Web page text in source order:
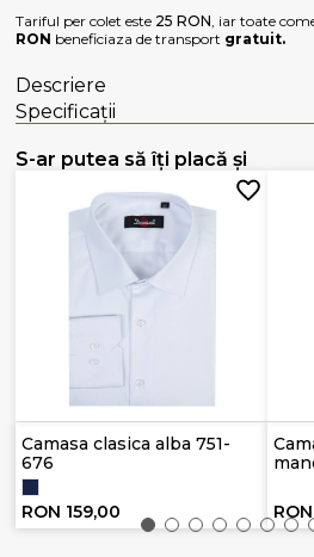
Tariful per colet este 25 RON, iar toate
RON beneficiaza de transport gratuit.
Descriere
Specificații
S-ar putea să îți placă și
Camasa clasica alba 751-
676
RON 159,00